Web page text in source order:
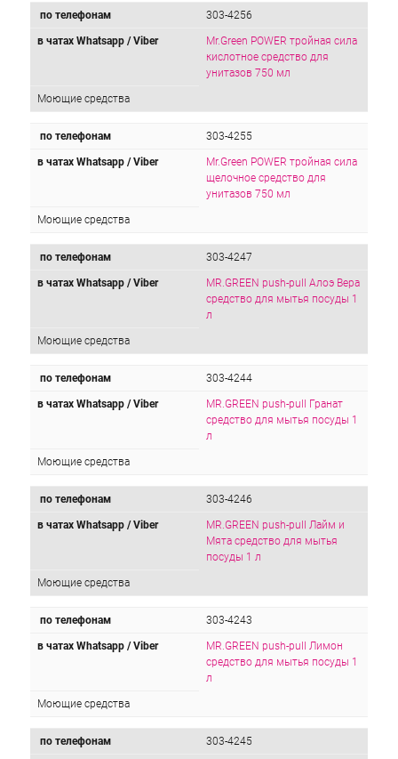
по телефонам 303-4256
в чатах Whatsapp / Viber
Mr.Green POWER тройная сила
кислотное средство для
унитазов 750 мл
Моющие средства
по телефонам 303-4255
в чатах Whatsapp / Viber
Mr.Green POWER тройная сила
щелочное средство для
унитазов 750 мл
Моющие средства
по телефонам 303-4247
в чатах Whatsapp / Viber
MR.GREEN push-pull Алоэ Вера
средство для мытья посуды 1
л
Моющие средства
по телефонам 303-4244
в чатах Whatsapp / Viber
MR.GREEN push-pull Гранат
средство для мытья посуды 1
л
Моющие средства
по телефонам 303-4246
в чатах Whatsapp / Viber
MR.GREEN push-pull Лайм и
Мята средство для мытья
посуды 1 л
Моющие средства
по телефонам 303-4243
в чатах Whatsapp / Viber
MR.GREEN push-pull Лимон
средство для мытья посуды 1
л
Моющие средства
по телефонам 303-4245